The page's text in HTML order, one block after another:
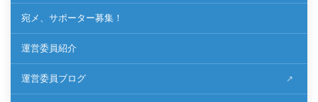
宛メ、サポーター募集！
運営委員紹介
運営委員ブログ